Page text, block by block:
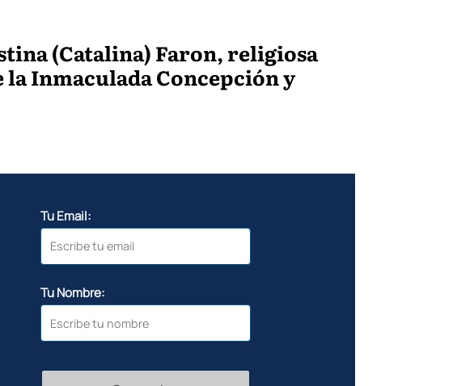
(Catalina) Faron, religiosa
la Inmaculada Concepción y
Tu Email:
Tu Nombre: